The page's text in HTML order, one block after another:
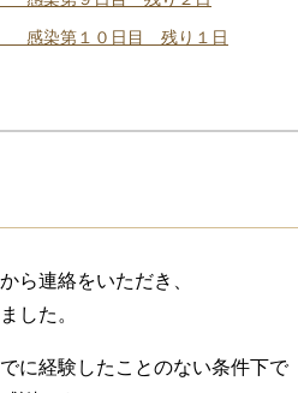
感染第１０日目 残り１日
ら連絡をいただき、
した。
に経験したことのない条件下で